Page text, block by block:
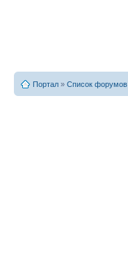
Портал » Список форумов